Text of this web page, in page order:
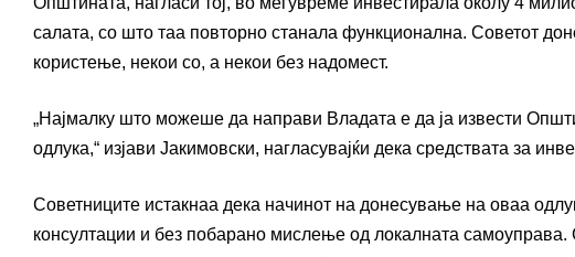
салата, со што таа повторно станала функционална. Советот
користење, некои со, а некои без надомест.
„Најмалку што можеше да направи Владата е да ја извести
одлука,“ изјави Јакимовски, нагласувајќи дека средствата за
Советниците истакнаа дека начинот на донесување на оваа
консултации и без побарано мислење од локалната самоуправа.